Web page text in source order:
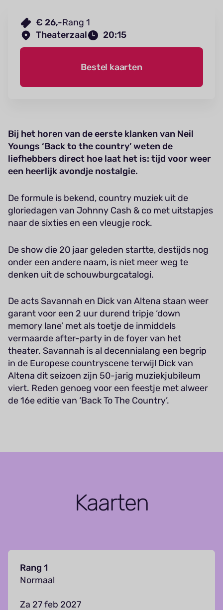
€ 26,-Rang 1
Theaterzaal
20:15
Bestel kaarten
Bij het horen van de eerste klanken van Neil
Youngs ‘Back to the country’ weten de
liefhebbers direct hoe laat het is: tijd voor weer
een heerlijk avondje nostalgie.
De formule is bekend, country muziek uit de
gloriedagen van Johnny Cash & co met uitstapjes
naar de sixties en een vleugje rock.
De show die 20 jaar geleden startte, destijds nog
onder een andere naam, is niet meer weg te
denken uit de schouwburgcatalogi.
De acts Savannah en Dick van Altena staan weer
garant voor een 2 uur durend tripje ‘down
memory lane’ met als toetje de inmiddels
vermaarde after-party in de foyer van het
theater. Savannah is al decennialang een begrip
in de Europese countryscene terwijl Dick van
Altena dit seizoen zijn 50-jarig muziekjubileum
viert. Reden genoeg voor een feestje met alweer
de 16e editie van ‘Back To The Country’.
Kaarten
Rang 1
Normaal
Za 27 feb 2027